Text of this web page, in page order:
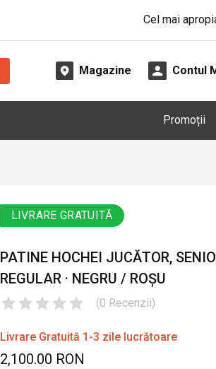
Cel mai
Magazine Contul
Promoții
LIVRARE GRATUITĂ
PATINE HOCHEI JUCĂTOR,
REGULAR · NEGRU / ROȘU
(0 Recenzii)
Livrare Gratuită 1-3 zile lucrătoare
2,100.00 RON